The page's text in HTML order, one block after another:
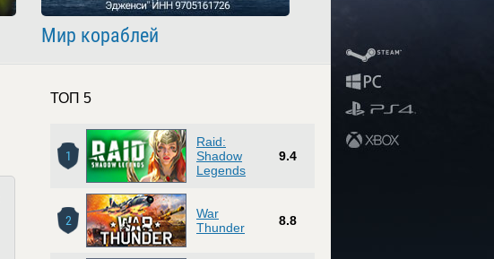
Мир кораблей
ТОП 5
1
Raid:
Shadow
Legends
9.4
2
War
Thunder
8.8